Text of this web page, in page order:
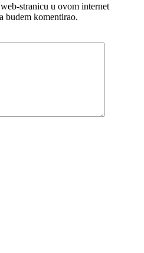
stranicu u ovom internet
budem komentirao.